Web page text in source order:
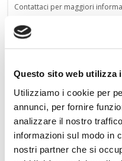
Questo sito web utilizza
Utilizziamo i cookie per
annunci, per fornire
analizzare il nostro
informazioni sul modo in
nostri partner che si
Contattaci per maggiori
L'indirizzo email non
obbligatori sono
Nome*